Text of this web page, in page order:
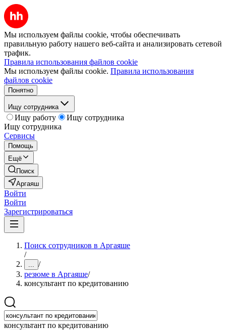
Мы используем файлы cookie, чтобы обеспечивать
правильную работу нашего веб-сайта и анализировать сетевой
трафик.
Правила использования файлов cookie
Мы используем файлы cookie. Правила использования
файлов cookie
Понятно
Ищу сотрудника
Ищу работу
Ищу сотрудника
Ищу сотрудника
Сервисы
Помощь
Ещё
Поиск
Аргаяш
Войти
Войти
Зарегистрироваться
Поиск сотрудников в Аргаяше
/
... /
резюме в Аргаяше/
консультант по кредитованию
консультант по кредитованию